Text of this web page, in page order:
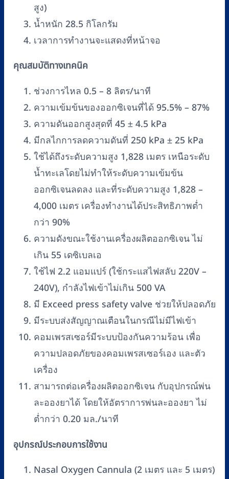
สูง)
น้ำหนัก 28.5 กิโลกรัม
เวลาการทำงานจะแสดงที่หน้าจอ
คุณสมบัติทางเทคนิค
ช่วงการไหล 0.5 – 8 ลิตร/นาที
ความเข้มข้นของออกซิเจนที่ได้ 95.5% – 87%
ความดันออกสูงสุดที่ 45 ± 4.5 kPa
มีกลไกการลดความดันที่ 250 kPa ± 25 kPa
ใช้ได้ถึงระดับความสูง 1,828 เมตร เหนือระดับ
น้ำทะเลโดยไม่ทำให้ระดับความเข้มข้น
ออกซิเจนลดลง และที่ระดับความสูง 1,828 –
4,000 เมตร เครื่องทำงานได้ประสิทธิภาพต่ำ
กว่า 90%
ความดังขณะใช้งานเครื่องผลิตออกซิเจน ไม่
เกิน 55 เดซิเบลเอ
ใช้ไฟ 2.2 แอมแปร์ (ใช้กระแสไฟสลับ 220V –
240V), กำลังไฟเข้าไม่เกิน 500 VA
มี Exceed press safety valve ช่วยให้ปลอดภัย
มีระบบส่งสัญญาณเตือนในกรณีไม่มีไฟเข้า
คอมเพรสเซอร์มีระบบป้องกันความร้อน เพื่อ
ความปลอดภัยของคอมเพรสเซอร์เอง และตัว
เครื่อง
สามารถต่อเครื่องผลิตออกซิเจน กับอุปกรณ์พ่น
ละอองยาได้ โดยให้อัตราการพ่นละอองยา ไม่
ต่ำกว่า 0.20 มล./นาที
อุปกรณ์ประกอบการใช้งาน
Nasal Oxygen Cannula (2 เมตร และ 5 เมตร)